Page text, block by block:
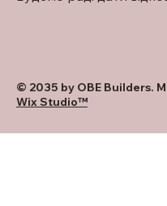
© 2035 by OBE Builders.
Wix Studio™